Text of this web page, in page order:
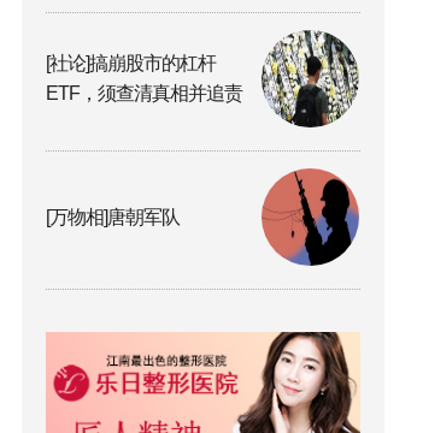
[社论]搞崩股市的杠杆
ETF，须查清真相并追责
[万物相]唐朝军队